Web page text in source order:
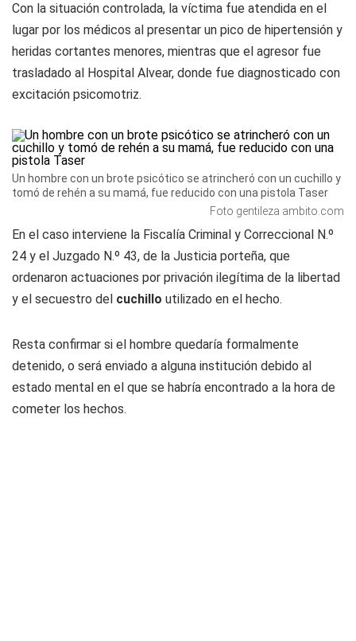
Con la situación controlada, la víctima fue atendida en el
lugar por los médicos al presentar un pico de hipertensión y
heridas cortantes menores, mientras que el agresor fue
trasladado al Hospital Alvear, donde fue diagnosticado con
excitación psicomotriz.
Un hombre con un brote psicótico se atrincheró con un cuchillo y
tomó de rehén a su mamá, fue reducido con una pistola Taser
Foto gentileza ambito.com
En el caso interviene la Fiscalía Criminal y Correccional N.º
24 y el Juzgado N.º 43, de la Justicia porteña, que
ordenaron actuaciones por privación ilegítima de la libertad
y el secuestro del cuchillo utilizado en el hecho.
Resta confirmar si el hombre quedaría formalmente
detenido, o será enviado a alguna institución debido al
estado mental en el que se habría encontrado a la hora de
cometer los hechos.